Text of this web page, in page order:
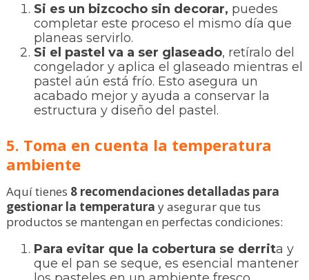
Si es un bizcocho sin decorar, puedes
completar este proceso el mismo día que
planeas servirlo.
Si el pastel va a ser glaseado, retíralo del
congelador y aplica el glaseado mientras el
pastel aún está frío. Esto asegura un
acabado mejor y ayuda a conservar la
estructura y diseño del pastel.
5. Toma en cuenta la temperatura
ambiente
Aquí tienes 8 recomendaciones detalladas para
gestionar la temperatura y asegurar que tus
productos se mantengan en perfectas condiciones:
Para evitar que la cobertura se derrita y
que el pan se seque, es esencial mantener